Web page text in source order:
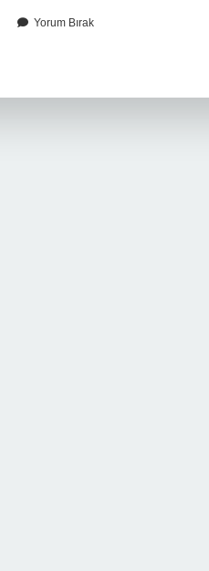
Yorum Bırak